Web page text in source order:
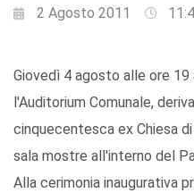
2 Agosto 2011
Giovedì 4 agosto alle ore 19
l'Auditorium Comunale,
cinquecentesca ex Chiesa
sala mostre all'interno del
Alla cerimonia inaugurativa